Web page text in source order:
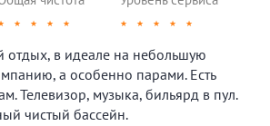
★ ★ ★ ★ ★ ★ ★ ★ ★
отдых, в идеале на небольшую
а особенно парами. Есть
Телевизор, музыка, бильярд в пул.
чистый бассейн.